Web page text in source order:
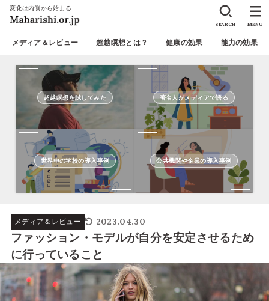
変化は内側から始まる
メディア＆レビュー 超越瞑想とは？ 健康の効果 能力の効果
SEARCH MENU
超越瞑想を試してみた 著名人がメディアで語る
世界中の学校の導入事例 公共機関や企業の導入事例
メディア＆レビュー 2023.04.30
ファッション・モデルが自分を安定させるため
に行っていること